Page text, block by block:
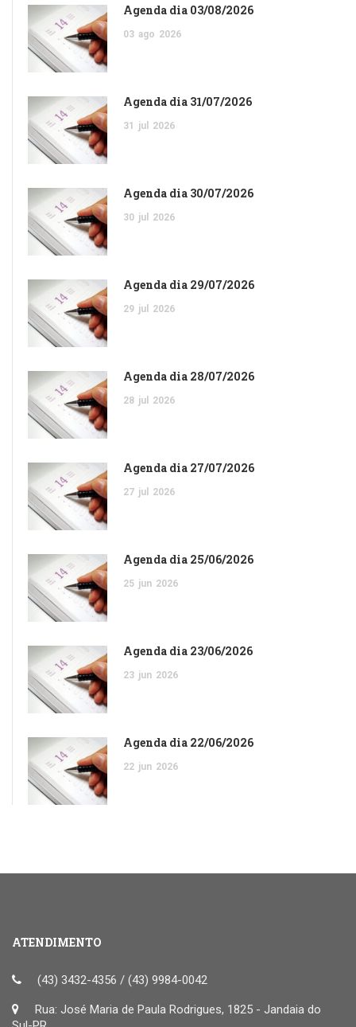
Agenda dia 03/08/2026
03 ago 2026
Agenda dia 31/07/2026
31 jul 2026
Agenda dia 30/07/2026
30 jul 2026
Agenda dia 29/07/2026
29 jul 2026
Agenda dia 28/07/2026
28 jul 2026
Agenda dia 27/07/2026
27 jul 2026
Agenda dia 25/06/2026
25 jun 2026
Agenda dia 23/06/2026
23 jun 2026
Agenda dia 22/06/2026
22 jun 2026
ATENDIMENTO
(43) 3432-4356 / (43) 9984-0042
Rua: José Maria de Paula Rodrigues, 1825 - Jandaia do